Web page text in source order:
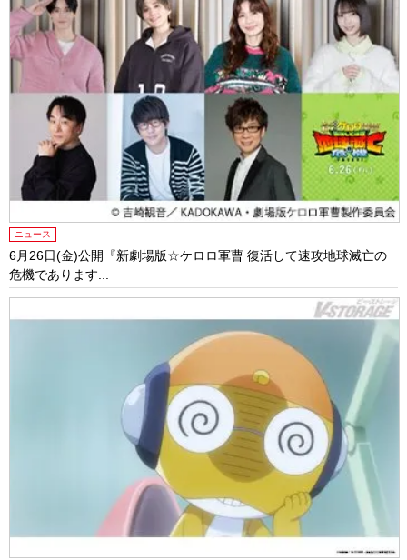
ニュース
6月26日(金)公開『新劇場版☆ケロロ軍曹 復活して速攻地球滅亡の
危機であります...